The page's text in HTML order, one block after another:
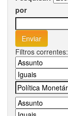
por
Filtros correntes: